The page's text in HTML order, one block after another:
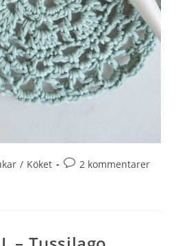
/ Köket 2 kommentarer